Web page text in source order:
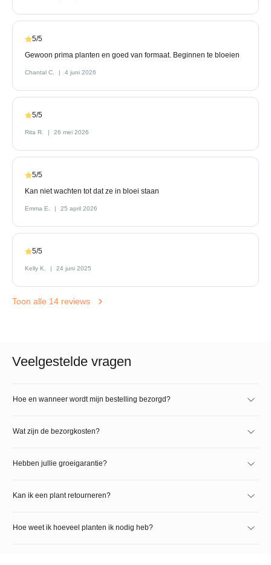
5/5
Gewoon prima planten en goed van formaat. Beginnen te bloeien
Chantal C. 4 juni 2026
5/5
Rita R. 26 mei 2026
5/5
Kan niet wachten tot dat ze in bloei staan
Emma E. 25 april 2026
5/5
Kelly K. 24 juni 2025
Toon alle 14 reviews
Veelgestelde vragen
Hoe en wanneer wordt mijn bestelling bezorgd?
Wat zijn de bezorgkosten?
Hebben jullie groeigarantie?
Kan ik een plant retourneren?
Hoe weet ik hoeveel planten ik nodig heb?